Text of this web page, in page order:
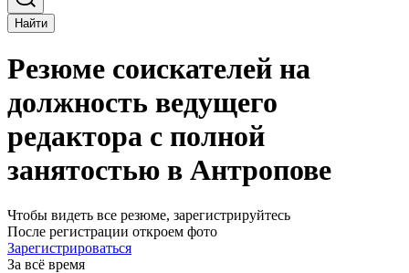
Найти
Резюме соискателей на
должность ведущего
редактора с полной
занятостью в Антропове
Чтобы видеть все резюме, зарегистрируйтесь
После регистрации откроем фото
Зарегистрироваться
За всё время